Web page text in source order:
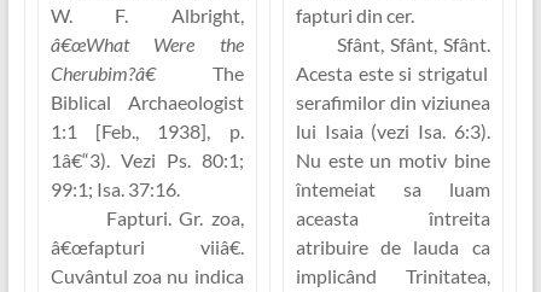
W. F. Albright,
â€œWhat Were the
Cherubim?â€The
Biblical Archaeologist
1:1 [Feb., 1938], p.
1â€“3). Vezi Ps. 80:1;
99:1; Isa. 37:16.
Fapturi.Gr. zoa,
â€œfapturi viiâ€.
Cuvântulzoa nu indica
fapturi din cer.
Sfânt, Sfânt, Sfânt.
Acesta este si strigatul
serafimilor din viziunea
lui Isaia (vezi Isa. 6:3).
Nu este un motiv bine
întemeiat sa luam
aceasta întreita
atribuire de lauda ca
implicând Trinitatea,